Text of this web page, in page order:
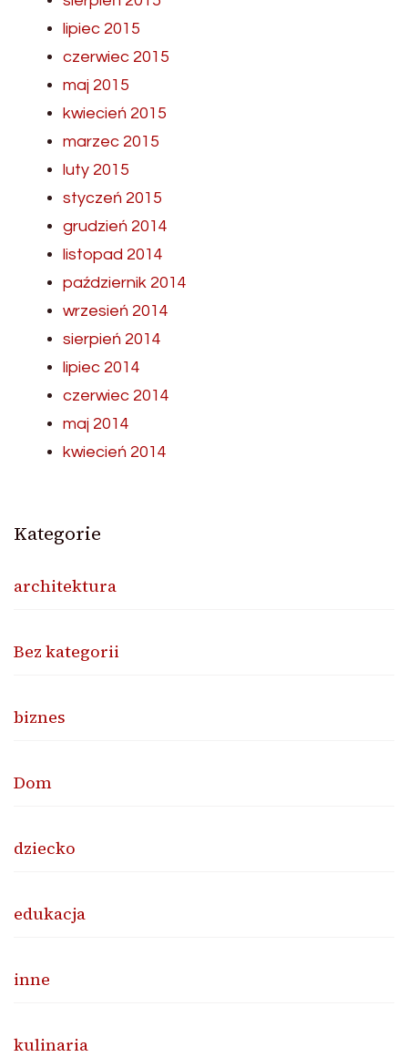
lipiec 2015
czerwiec 2015
maj 2015
kwiecień 2015
marzec 2015
luty 2015
styczeń 2015
grudzień 2014
listopad 2014
październik 2014
wrzesień 2014
sierpień 2014
lipiec 2014
czerwiec 2014
maj 2014
kwiecień 2014
Kategorie
architektura
Bez kategorii
biznes
Dom
dziecko
edukacja
inne
kulinaria